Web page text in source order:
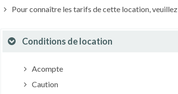
Pour connaître les tarifs de cette location, veuillez
Conditions de location
Acompte
Caution